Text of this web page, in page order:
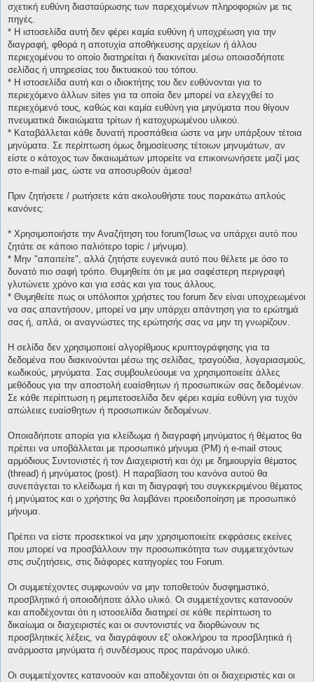
σχετική ευθύνη διασταύρωσης των παρεχομένων πληροφοριών με τις
πηγές.
* H ιστοσελίδα αυτή δεν φέρει καμία ευθύνη ή υποχρέωση για την
διαγραφή, φθορά η αποτυχία αποθήκευσης αρχείων ή άλλου
περιεχομένου το οποίο διατηρείται ή διακινείται μέσω οποιασδήποτε
σελίδας ή υπηρεσίας του δικτυακού του τόπου.
* H ιστοσελίδα αυτή και ο ιδιοκτήτης του δεν ευθύνονται για το
περιεχόμενο άλλων sites για τα οποία δεν μπορεί να ελεγχθεί το
περιεχόμενό τους, καθώς και καμία ευθύνη για μηνύματα που θίγουν
πνευματικά δικαιώματα τρίτων ή κατοχυρωμένου υλικού.
* Καταβάλλεται κάθε δυνατή προσπάθεια ώστε να μην υπάρξουν τέτοια
μηνύματα. Σε περίπτωση όμως δημοσίευσης τέτοιων μηνυμάτων, αν
είστε ο κάτοχος των δικαιωμάτων μπορείτε να επικοινωνήσετε μαζί μας
στο e-mail μας, ώστε να αποσυρθούν άμεσα!
Πριν ζητήσετε / ρωτήσετε κάτι ακολουθήστε τους παρακάτω απλούς
κανόνες:
* Χρησιμοποιήστε την Αναζήτηση του forum(Ίσως να υπάρχει αυτό που
ζητάτε σε κάποιο παλιότερο topic / μήνυμα).
* Μην "απαιτείτε", αλλά ζητήστε ευγενικά αυτό που θέλετε με όσο το
δυνατό πιο σαφή τρόπο. Θυμηθείτε ότι με μια σαφέστερη περιγραφή
γλυτώνετε χρόνο και για εσάς και για τους άλλους.
* Θυμηθείτε πως οι υπόλοιποι χρήστες του forum δεν είναι υποχρεωμένοι
να σας απαντήσουν, μπορεί να μην υπάρχει απάντηση για το ερώτημά
σας ή, απλά, οι αναγνώστες της ερώτησής σας να μην τη γνωρίζουν.
Η σελίδα δεν χρησιμοποιεί αλγορίθμους κρυπτογράφησης για τα
δεδομένα που διακινούνται μέσω της σελίδας, τραγούδια, λογαριασμούς,
κωδικούς, μηνύματα. Σας συμβουλεύουμε να χρησιμοποιείτε άλλες
μεθόδους για την αποστολή ευαίσθητων ή προσωπικών σας δεδομένων.
Σε κάθε περίπτωση η ρεμπετοσελίδα δεν φέρει καμία ευθύνη για τυχόν
απώλειες ευαίσθητων ή προσωπικών δεδομένων.
Οποιαδήποτε απορία για κλείδωμα ή διαγραφή μηνύματος ή θέματος θα
πρέπει να υποβάλλεται με προσωπικό μήνυμα (PM) ή e-mail στους
αρμόδιους Συντονιστές ή τον Διαχειριστή και όχι με δημιουργία θέματος
(thread) ή μηνύματος (post). Η παραβίαση του κανόνα αυτού θα
συνεπάγεται το κλείδωμα ή και τη διαγραφή του συγκεκριμένου θέματος
ή μηνύματος και ο χρήστης θα λαμβάνει προειδοποίηση με προσωπικό
μήνυμα.
Πρέπει να είστε προσεκτικοί να μην χρησιμοποιείτε εκφράσεις εκείνες
που μπορεί να προσβάλλουν την προσωπικότητα των συμμετεχόντων
στις συζητήσεις, στις διάφορες κατηγορίες του Forum.
Οι συμμετέχοντες συμφωνούν να μην τοποθετούν δυσφημιστικό,
προσβλητικό ή οποιοδήποτε άλλο υλικό. Οι συμμετέχοντες κατανοούν
και αποδέχονται ότι η ιστοσελίδα διατηρεί σε κάθε περίπτωση το
δικαίωμα οι διαχειριστές και οι συντονιστές να διορθώνουν τις
προσβλητικές λέξεις, να διαγράφουν εξ' ολοκλήρου τα προσβλητικά ή
ανάρμοστα μηνύματα ή συνδέσμους προς παράνομο υλικό.
Οι συμμετέχοντες κατανοούν και αποδέχονται ότι οι διαχειριστές και οι